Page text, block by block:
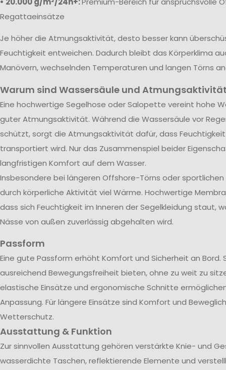
Regattaeinsätze
Je höher die Atmungsaktivität, desto besser kann
Feuchtigkeit entweichen. Dadurch bleibt das Körperklima
Manövern, wechselnden Temperaturen und langen Törns
Warum sind Wassersäule und
Eine hochwertige Segelhose oder Salopette vereint hohe
guter Atmungsaktivität. Während die Wassersäule vor
schützt, sorgt die Atmungsaktivität dafür, dass
transportiert wird. Nur das Zusammenspiel beider
langfristigen Komfort auf dem Wasser.
Insbesondere bei längeren Offshore-Törns oder
durch körperliche Aktivität viel Wärme. Hochwertige
dass sich Feuchtigkeit im Inneren der Segelkleidung staut,
Nässe von außen zuverlässig abgehalten wird.
Passform
Eine gute Passform erhöht Komfort und Sicherheit an Bord.
ausreichend Bewegungsfreiheit bieten, ohne zu weit zu
elastische Einsätze und ergonomische Schnitte
Anpassung. Für längere Einsätze sind Komfort und
Wetterschutz.
Ausstattung & Funktion
Zur sinnvollen Ausstattung gehören verstärkte Knie- und
wasserdichte Taschen, reflektierende Elemente und